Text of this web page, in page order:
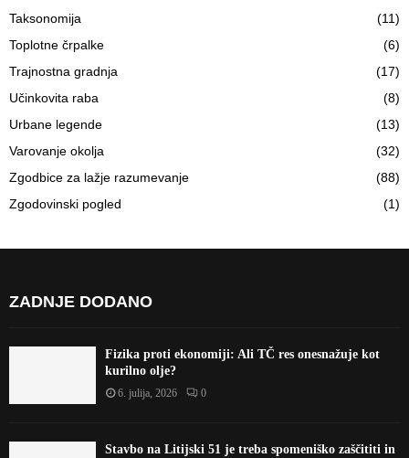
Taksonomija
(11)
Toplotne črpalke
(6)
Trajnostna gradnja
(17)
Učinkovita raba
(8)
Urbane legende
(13)
Varovanje okolja
(32)
Zgodbice za lažje razumevanje
(88)
Zgodovinski pogled
(1)
ZADNJE DODANO
Fizika proti ekonomiji: Ali TČ res onesnažuje kot
kurilno olje?
6. julija, 2026 0
Stavbo na Litijski 51 je treba spomeniško zaščititi in